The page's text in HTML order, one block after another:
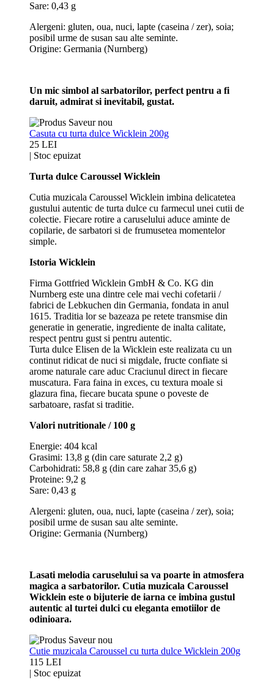
Sare: 0,43 g
Alergeni: gluten, oua, nuci, lapte (caseina / zer), soia;
posibil urme de susan sau alte seminte.
Origine: Germania (Nurnberg)
Un mic simbol al sarbatorilor, perfect pentru a fi
daruit, admirat si inevitabil, gustat.
Casuta cu turta dulce Wicklein 200g
25 LEI
| Stoc epuizat
Turta dulce Caroussel Wicklein
Cutia muzicala Caroussel Wicklein imbina delicatetea
gustului autentic de turta dulce cu farmecul unei cutii de
colectie. Fiecare rotire a caruselului aduce aminte de
copilarie, de sarbatori si de frumusetea momentelor
simple.
Istoria Wicklein
Firma Gottfried Wicklein GmbH & Co. KG din
Nurnberg este una dintre cele mai vechi cofetarii /
fabrici de Lebkuchen din Germania, fondata in anul
1615. Traditia lor se bazeaza pe retete transmise din
generatie in generatie, ingrediente de inalta calitate,
respect pentru gust si pentru autentic.
Turta dulce Elisen de la Wicklein este realizata cu un
continut ridicat de nuci si migdale, fructe confiate si
arome naturale care aduc Craciunul direct in fiecare
muscatura. Fara faina in exces, cu textura moale si
glazura fina, fiecare bucata spune o poveste de
sarbatoare, rasfat si traditie.
Valori nutritionale / 100 g
Energie: 404 kcal
Grasimi: 13,8 g (din care saturate 2,2 g)
Carbohidrati: 58,8 g (din care zahar 35,6 g)
Proteine: 9,2 g
Sare: 0,43 g
Alergeni: gluten, oua, nuci, lapte (caseina / zer), soia;
posibil urme de susan sau alte seminte.
Origine: Germania (Nurnberg)
Lasati melodia caruselului sa va poarte in atmosfera
magica a sarbatorilor. Cutia muzicala Caroussel
Wicklein este o bijuterie de iarna ce imbina gustul
autentic al turtei dulci cu eleganta emotiilor de
odinioara.
Cutie muzicala Caroussel cu turta dulce Wicklein 200g
115 LEI
| Stoc epuizat